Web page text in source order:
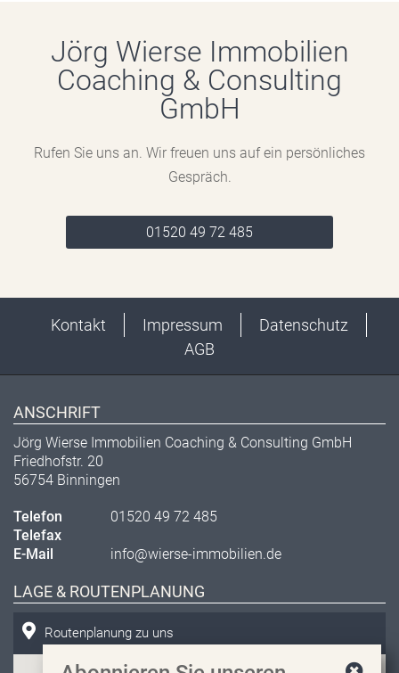
Jörg Wierse Immobilien
Coaching & Consulting
GmbH
Rufen Sie uns an. Wir freuen uns auf ein persönliches
Gespräch.
01520 49 72 485
Kontakt Impressum
Datenschutz
AGB
ANSCHRIFT
Jörg Wierse Immobilien Coaching & Consulting GmbH
Friedhofstr. 20
56754 Binningen
Telefon
01520 49 72 485
Telefax
E-Mail
info@wierse-immobilien.de
LAGE & ROUTENPLANUNG
Routenplanung zu uns